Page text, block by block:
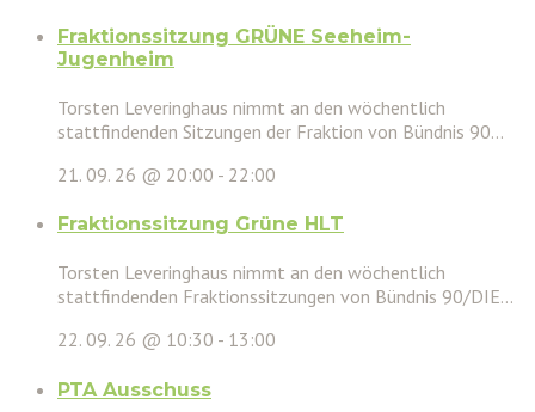
Fraktionssitzung GRÜNE Seeheim-
Jugenheim
Torsten Leveringhaus nimmt an den wöchentlich
stattfindenden Sitzungen der Fraktion von Bündnis 90...
21. 09. 26 @ 20:00 - 22:00
Fraktionssitzung Grüne HLT
Torsten Leveringhaus nimmt an den wöchentlich
stattfindenden Fraktionssitzungen von Bündnis 90/DIE...
22. 09. 26 @ 10:30 - 13:00
PTA Ausschuss